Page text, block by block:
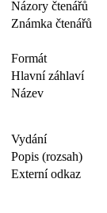
Názory čtenářů
Známka čtenářů
Formát
Hlavní záhlaví
Název
Vydání
Popis (rozsah)
Externí odkaz